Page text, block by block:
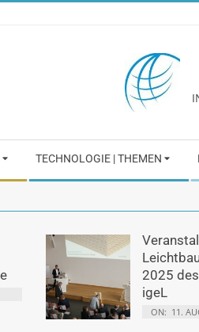
TECHNOLOGIE | THEMEN
2025
igeL
ON: 11.